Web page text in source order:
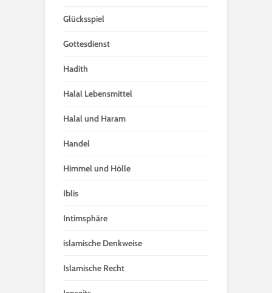
Glücksspiel
Gottesdienst
Hadith
Halal Lebensmittel
Halal und Haram
Handel
Himmel und Hölle
Iblis
Intimsphäre
islamische Denkweise
Islamische Recht